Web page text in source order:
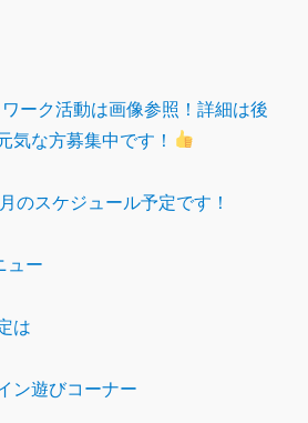
ーク活動は画像参照！詳細は後
気な方募集中です！
スケジュール予定です！
ュー
は
ン遊びコーナー